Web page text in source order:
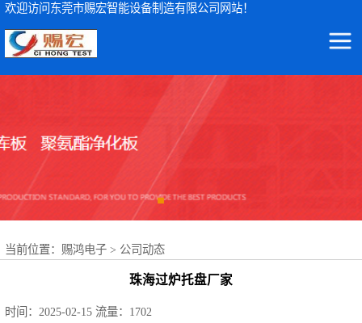
欢迎访问东莞市赐宏智能设备制造有限公司网站！
东莞市赐宏智能设备制造有限公司
当前位置： 赐鸿电子 > 公司动态
珠海过炉托盘厂家
时间：2025-02-15 流量：1702
AOI检测仪
ICT治具
FCT治具